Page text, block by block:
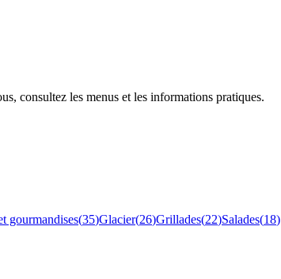
consultez les menus et les informations pratiques.
gourmandises(35)Glacier(26)Grillades(22)Salades(18)